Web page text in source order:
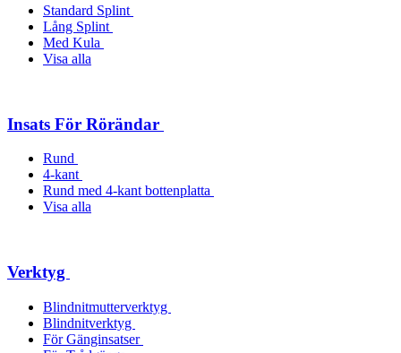
Standard Splint
Lång Splint
Med Kula
Visa alla
Insats För Rörändar
Rund
4-kant
Rund med 4-kant bottenplatta
Visa alla
Verktyg
Blindnitmutterverktyg
Blindnitverktyg
För Gänginsatser